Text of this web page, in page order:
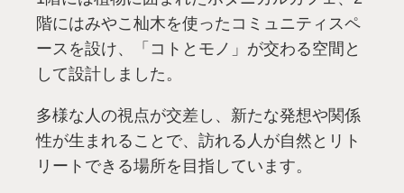
階にはみやこ杣木を使ったコミュニティスペ
ースを設け、「コトとモノ」が交わる空間と
して設計しました。
多様な人の視点が交差し、新たな発想や関係
性が生まれることで、訪れる人が自然とリト
リートできる場所を目指しています。